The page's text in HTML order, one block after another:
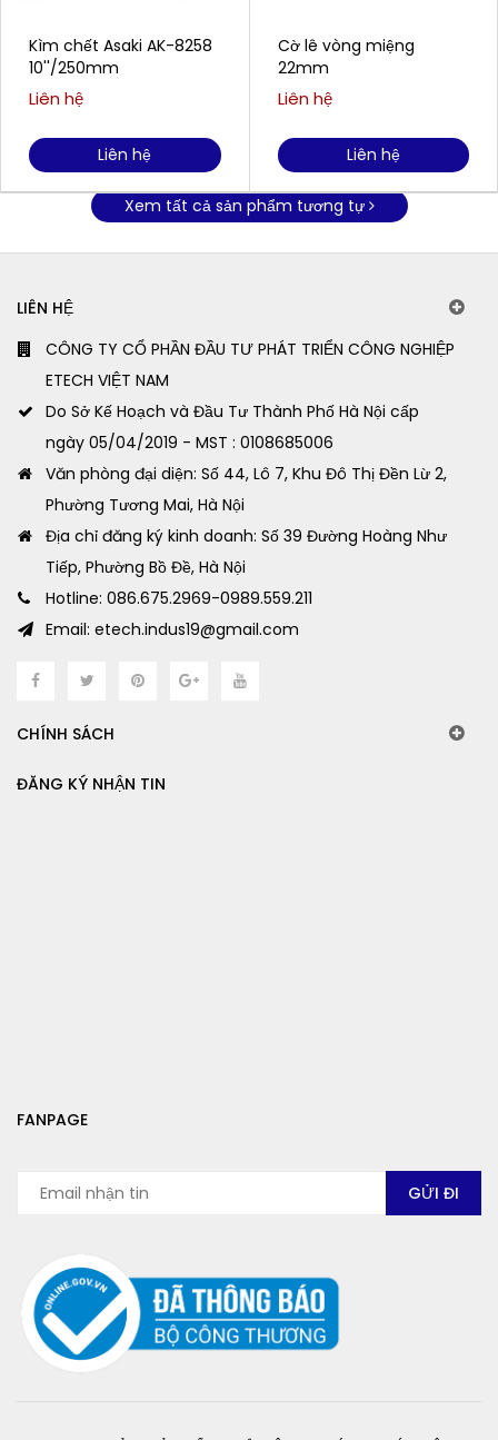
Kìm chết Asaki AK-8258
10''/250mm
Liên hệ
Liên hệ
Cờ lê vòng miệng
22mm
Liên hệ
Liên hệ
Xem tất cả sản phẩm tương tự
LIÊN HỆ
CÔNG TY CỔ PHẦN ĐẦU TƯ PHÁT TRIỂN CÔNG NGHIỆP
ETECH VIỆT NAM
Do Sở Kế Hoạch và Đầu Tư Thành Phố Hà Nội cấp
ngày 05/04/2019 - MST : 0108685006
Văn phòng đại diện: Số 44, Lô 7, Khu Đô Thị Đền Lừ 2,
Phường Tương Mai, Hà Nội
Địa chỉ đăng ký kinh doanh: Số 39 Đường Hoàng Như
Tiếp, Phường Bồ Đề, Hà Nội
Hotline: 086.675.2969-0989.559.211
Email: etech.indus19@gmail.com
CHÍNH SÁCH
ĐĂNG KÝ NHẬN TIN
FANPAGE